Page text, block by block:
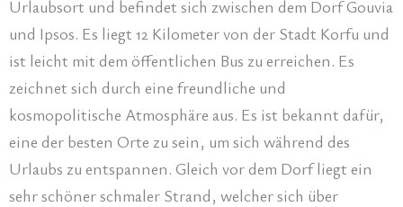
Urlaubsort und befindet sich zwischen dem Dorf Gouvia
und Ipsos. Es liegt 12 Kilometer von der Stadt Korfu und
ist leicht mit dem öffentlichen Bus zu erreichen. Es
zeichnet sich durch eine freundliche und
kosmopolitische Atmosphäre aus. Es ist bekannt dafür,
eine der besten Orte zu sein, um sich während des
Urlaubs zu entspannen. Gleich vor dem Dorf liegt ein
sehr schöner schmaler Strand, welcher sich über